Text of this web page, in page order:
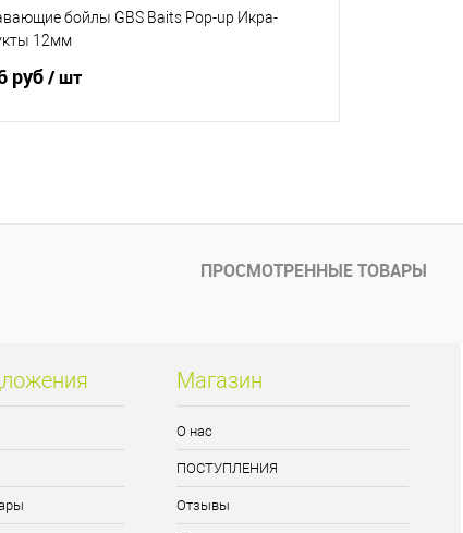
бойлы GBS Baits Pop-up Икра-
12мм
руб/ шт
в 1 клик
Сравнение
В наличии
ПРОСМОТРЕННЫЕ ТОВАРЫ
Магазин
О нас
ПОСТУПЛЕНИЯ
Отзывы